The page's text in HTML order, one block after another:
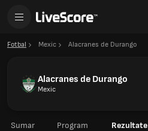
Fotbal Mexic Alacranes de Durango
Alacranes de Durango
Mexic
Sumar Program Rezultate